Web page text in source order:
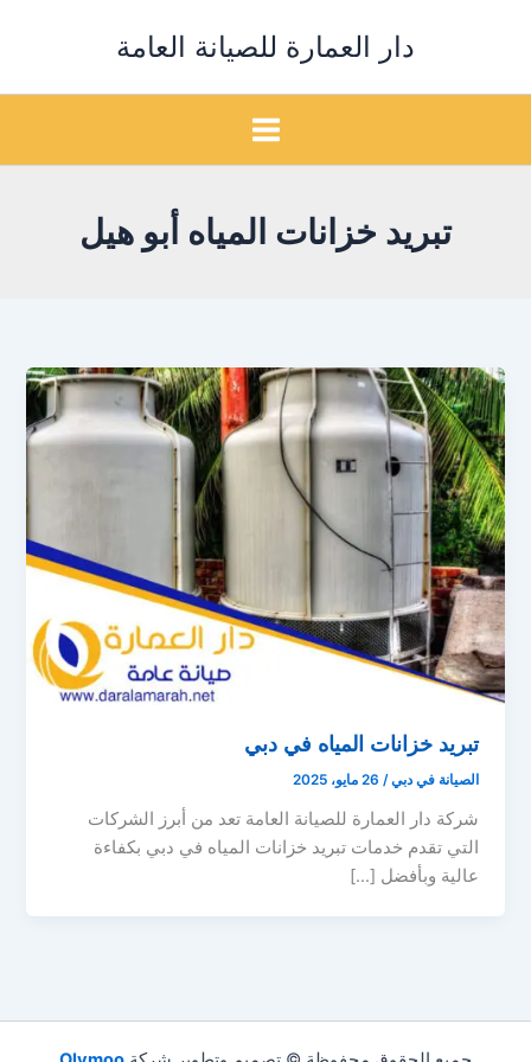
دار العمارة للصيانة العامة
تبريد خزانات المياه أبو هيل
تبريد خزانات المياه في دبي
الصيانة في دبي/ 26 مايو، 2025
شركة دار العمارة للصيانة العامة تعد من أبرز الشركات
التي تقدم خدمات تبريد خزانات المياه في دبي بكفاءة
عالية وبأفضل […]